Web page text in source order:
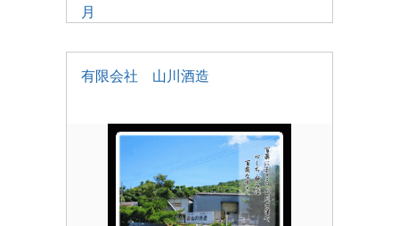
月
有限会社 山川酒造